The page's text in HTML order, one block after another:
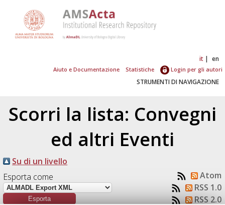
it en
Aiuto e Documentazione Statistiche Login per gli autori
STRUMENTI DI NAVIGAZIONE
Scorri la lista: Convegni
ed altri Eventi
Su di un livello
Esporta come
Atom
RSS 1.0
RSS 2.0